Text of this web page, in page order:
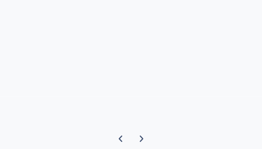
Previous carousel slide
Next carousel slide